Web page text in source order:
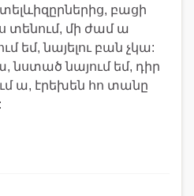
բացի
տենում, մի ժամ ա
եմ, նայելու բան չկա:
նստած նայում եմ, դիր
ա, էրեխեն հո տանը